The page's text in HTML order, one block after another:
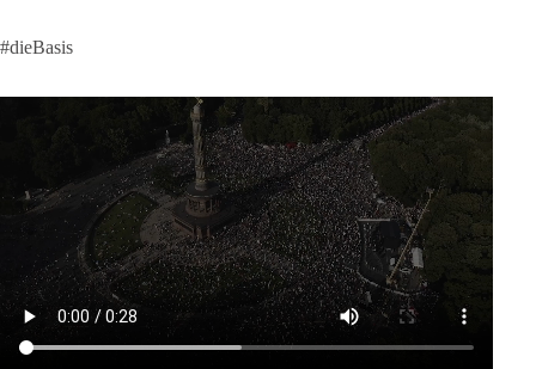
werden. Das gelingt nur durch eine Politik, die Fluchtursachen
Migration nicht zum Gegenstand geopolitischer Machtspiele
Der Mensch darf niemals zum Spielball politischer Interessen
werden.
#dieBasis #Migration #Europa #Menschenwürde #Rechtsstaat
#Frieden #Subsidiarität
#dieBasis